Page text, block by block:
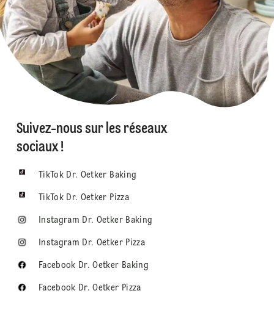
Suivez-nous sur les réseaux
sociaux !
TikTok Dr. Oetker Baking
TikTok Dr. Oetker Pizza
Instagram Dr. Oetker Baking
Instagram Dr. Oetker Pizza
Facebook Dr. Oetker Baking
Facebook Dr. Oetker Pizza